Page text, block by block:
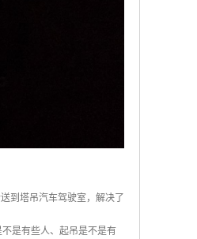
到塔吊汽车驾驶室，解决了
是有些人、起吊是不是有